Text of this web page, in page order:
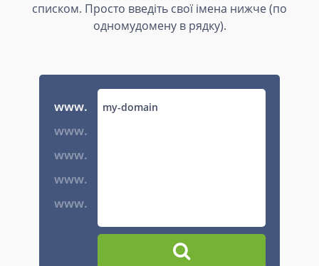
списком. Просто введіть свої імена нижче (по
одномудомену в рядку).
www.
www.
www.
www.
www.